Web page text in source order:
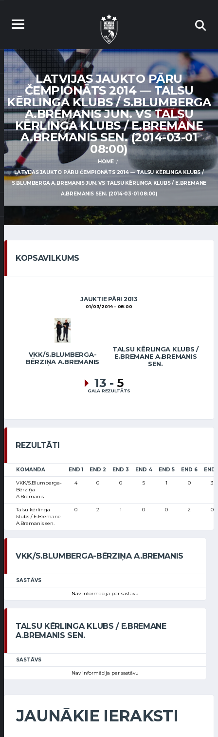
LATVIJAS JAUKTO PĀRU
ČEMPIONĀTS 2014 — TALSU
KĒRLINGA KLUBS / S.BLUMBERGA
A.BREMANIS JUN. VS TALSU
KĒRLINGA KLUBS / E.BREMANE
A.BREMANIS SEN. (2014-03-01
08:00)
HOME
LATVIJAS JAUKTO PĀRU ČEMPIONĀTS 2014 — TALSU KĒRLINGA KLUBS /
S.BLUMBERGA A.BREMANIS JUN. VS TALSU KĒRLINGA KLUBS / E.BREMANE
A.BREMANIS SEN. (2014-03-01 08:00)
KOPSAVILKUMS
JAUKTIE PĀRI 2013
01/03/2014 08:00
VKK/S.BLUMBERGA-
BĒRZIŅA A.BREMANIS
TALSU KĒRLINGA KLUBS /
E.BREMANE A.BREMANIS
SEN.
13 - 5
GALA REZULTĀTS
REZULTĀTI
KOMANDA END 1 END 2 END 3 END 4 END 5 END 6 END
VKK/S.Blumberga-
Bērziņa
A.Bremanis
4 0 0 5 1 0 3
Talsu kērlinga
klubs / E.Bremane
A.Bremanis sen.
0 2 1 0 0 2 0
VKK/S.BLUMBERGA-BĒRZIŅA A.BREMANIS
SASTĀVS
Nav informācija par sastāvu
TALSU KĒRLINGA KLUBS / E.BREMANE
A.BREMANIS SEN.
SASTĀVS
Nav informācija par sastāvu
JAUNĀKIE IERAKSTI